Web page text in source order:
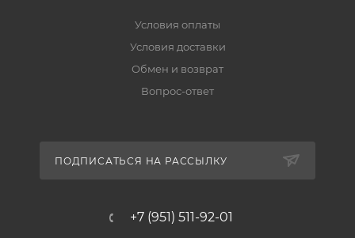
Условия оплаты
Условия доставки
Обмен и возврат
Вопрос-ответ
ПОДПИСАТЬСЯ НА РАССЫЛКУ
+7 (951) 511-92-01